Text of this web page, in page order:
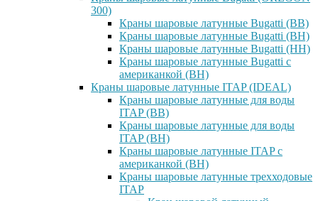
300)
Краны шаровые латунные Bugatti (ВВ)
Краны шаровые латунные Bugatti (ВН)
Краны шаровые латунные Bugatti (НН)
Краны шаровые латунные Bugatti с
американкой (ВН)
Краны шаровые латунные ITAP (IDEAL)
Краны шаровые латунные для воды
ITAP (ВВ)
Краны шаровые латунные для воды
ITAP (ВН)
Краны шаровые латунные ITAP с
американкой (ВН)
Краны шаровые латунные трехходовые
ITAP